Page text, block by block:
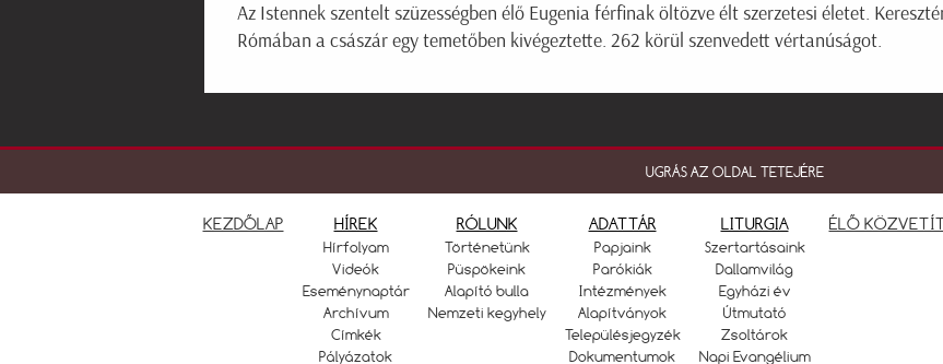
Az Istennek szentelt szüzességben élő Eugenia férfinak öltözve élt szerzetesi életet.
Rómában a császár egy temetőben kivégeztette. 262 körül szenvedett vértanúságot.
UGRÁS AZ OLDAL TETEJÉRE
KEZDŐLAP HÍREK
Hírfolyam
Videók
Eseménynaptár
Archívum
Címkék
Pályázatok
RÓLUNK
Történetünk
Püspökeink
Alapító bulla
Nemzeti kegyhely
ADATTÁR
Papjaink
Parókiák
Intézmények
Alapítványok
Településjegyzék
Dokumentumok
LITURGIA
Szertartásaink
Dallamvilág
Egyházi év
Útmutató
Zsoltárok
Napi Evangélium
ÉLŐ